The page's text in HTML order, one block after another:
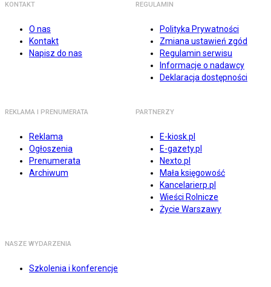
KONTAKT
O nas
Kontakt
Napisz do nas
REGULAMIN
Polityka Prywatności
Zmiana ustawień zgód
Regulamin serwisu
Informacje o nadawcy
Deklaracja dostępności
REKLAMA I PRENUMERATA
Reklama
Ogłoszenia
Prenumerata
Archiwum
PARTNERZY
E-kiosk.pl
E-gazety.pl
Nexto.pl
Mała księgowość
Kancelarierp.pl
Wieści Rolnicze
Życie Warszawy
NASZE WYDARZENIA
Szkolenia i konferencje